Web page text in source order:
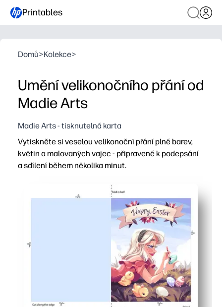
Printables
Domů>Kolekce>
Umění velikonočního přání od
Madie Arts
Madie Arts - tisknutelná karta
Vytiskněte si veselou velikonoční přání plné barev,
květin a malovaných vajec - připravené k podepsání
a sdílení během několika minut.
Není potřeba žádná příprava - stáhněte, vytiskněte na
Vhodné pro děti a zábavné - děti si mohou přizpůsobit
Ideální pro rodiny a učebny - použijte pro poděkování
Připraveno pro domácí tiskárnu - jasná kresba se